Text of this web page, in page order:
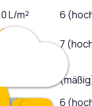
L/m²
6
7
L/m² 6